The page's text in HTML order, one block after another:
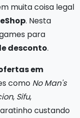
muita coisa legal
. Nesta
para
desconto.
em
como No Man's
, Sifu,
custando